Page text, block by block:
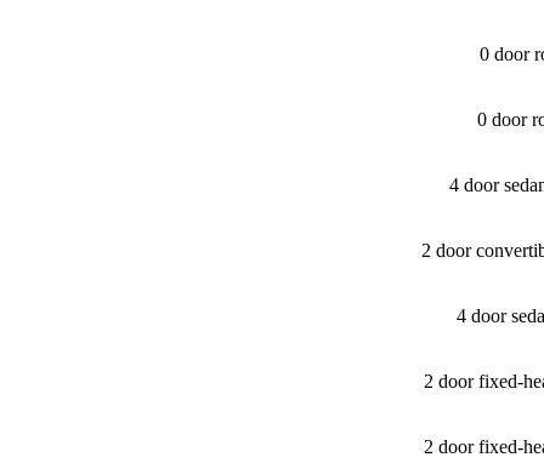
0 door
0 door
4 door
2 door
4 door
2 door fixed-
2 door fixed-